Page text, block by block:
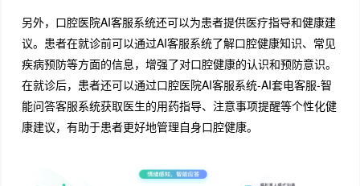
另外，口腔医院AI客服系统还可以为患者提供医疗指导和健康建
议。患者在就诊前可以通过AI客服系统了解口腔健康知识、常见
疾病预防等方面的信息，增强了对口腔健康的认识和预防意识。
在就诊后，患者还可以通过口腔医院AI客服系统-AI套电客服-智
能问答客服系统获取医生的用药指导、注意事项提醒等个性化健
康建议，有助于患者更好地管理自身口腔健康。